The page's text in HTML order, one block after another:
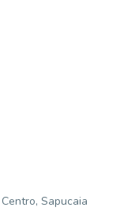
Sapucaia